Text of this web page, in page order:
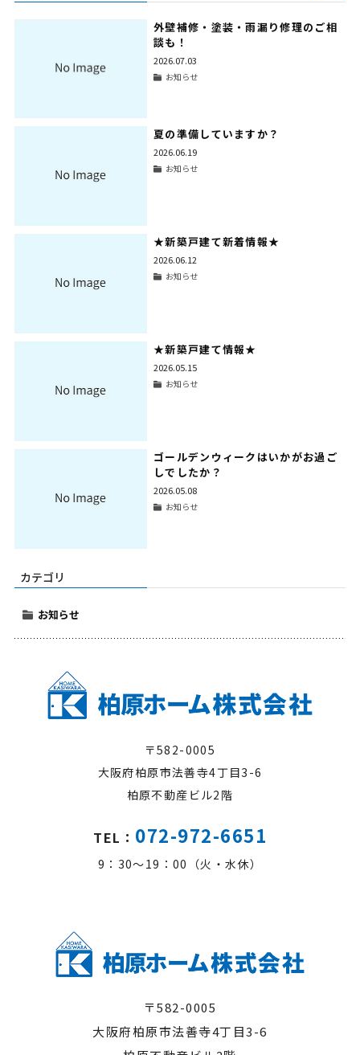
外壁補修・塗装・雨漏り修理のご相
談も！
2026.07.03
お知らせ
夏の準備していますか？
2026.06.19
お知らせ
★新築戸建て新着情報★
2026.06.12
お知らせ
★新築戸建て情報★
2026.05.15
お知らせ
ゴールデンウィークはいかがお過ご
しでしたか？
2026.05.08
お知らせ
カテゴリ
お知らせ
〒582-0005
大阪府柏原市法善寺4丁目3-6
柏原不動産ビル2階
TEL： 072-972-6651
9：30～19：00（火・水休）
〒582-0005
大阪府柏原市法善寺4丁目3-6